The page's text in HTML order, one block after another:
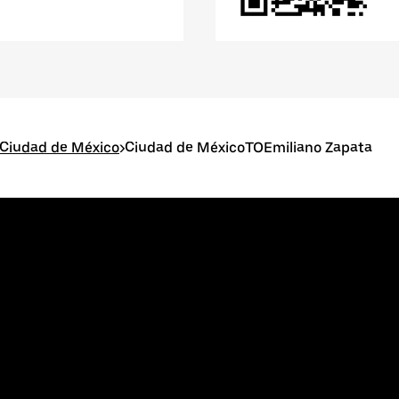
de México>Ciudad de MéxicoTOEmiliano Zapata